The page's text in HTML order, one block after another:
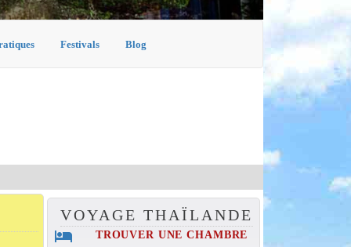
Festivals Blog
VOYAGE THAÏLANDE
hotel TROUVER UNE CHAMBRE